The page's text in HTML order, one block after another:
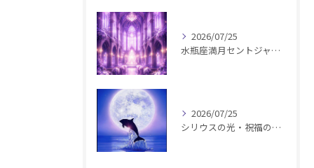
2026/07/25
水瓶座満月セントジャーメインGSVF遠隔お知らせ
2026/07/25
シリウスの光・祝福の波動チャージ遠隔お知らせ〜銀河新年〜